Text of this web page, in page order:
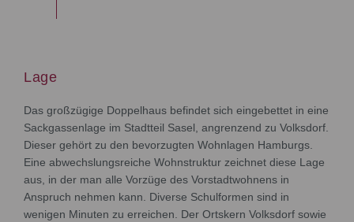
Lage
Das großzügige Doppelhaus befindet sich eingebettet in eine
Sackgassenlage im Stadtteil Sasel, angrenzend zu Volksdorf.
Dieser gehört zu den bevorzugten Wohnlagen Hamburgs.
Eine abwechslungsreiche Wohnstruktur zeichnet diese Lage
aus, in der man alle Vorzüge des Vorstadtwohnens in
Anspruch nehmen kann. Diverse Schulformen sind in
wenigen Minuten zu erreichen. Der Ortskern Volksdorf sowie